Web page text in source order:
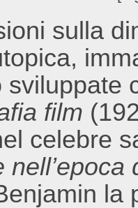
sulla
sviluppate
film
celebre
la